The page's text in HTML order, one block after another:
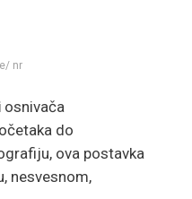
nr
osnivača
do
ova postavka
nesvesnom,